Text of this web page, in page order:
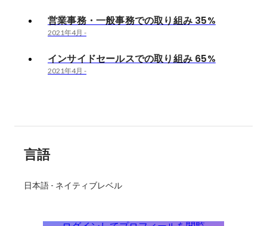
営業事務・一般事務での取り組み 35%
2021年4月 -
インサイドセールスでの取り組み 65%
2021年4月 -
言語
日本語 - ネイティブレベル